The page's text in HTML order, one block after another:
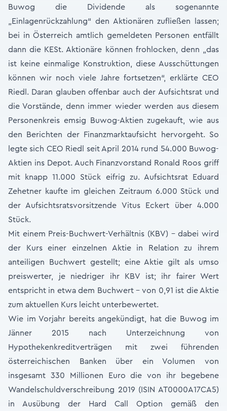
Buwog die Dividende als sogenannte
„Einlagenrückzahlung“ den Aktionären zufließen lassen;
bei in Österreich amtlich gemeldeten Personen entfällt
dann die KESt. Aktionäre können frohlocken, denn „das
ist keine einmalige Konstruktion, diese Ausschüttungen
können wir noch viele Jahre fortsetzen“, erklärte CEO
Riedl. Daran glauben offenbar auch der Aufsichtsrat und
die Vorstände, denn immer wieder werden aus diesem
Personenkreis emsig Buwog-Aktien zugekauft, wie aus
den Berichten der Finanzmarktaufsicht hervorgeht. So
legte sich CEO Riedl seit April 2014 rund 54.000 Buwog-
Aktien ins Depot. Auch Finanzvorstand Ronald Roos griff
mit knapp 11.000 Stück eifrig zu. Aufsichtsrat Eduard
Zehetner kaufte im gleichen Zeitraum 6.000 Stück und
der Aufsichtsratsvorsitzende Vitus Eckert über 4.000
Stück.
Mit einem Preis-Buchwert-Verhältnis (KBV) - dabei wird
der Kurs einer einzelnen Aktie in Relation zu ihrem
anteiligen Buchwert gestellt; eine Aktie gilt als umso
preiswerter, je niedriger ihr KBV ist; ihr fairer Wert
entspricht in etwa dem Buchwert - von 0,91 ist die Aktie
zum aktuellen Kurs leicht unterbewertet.
Wie im Vorjahr bereits angekündigt, hat die Buwog im
Jänner 2015 nach Unterzeichnung von
Hypothekenkreditverträgen mit zwei führenden
österreichischen Banken über ein Volumen von
insgesamt 330 Millionen Euro die von ihr begebene
Wandelschuldverschreibung 2019 (ISIN AT0000A17CA5)
in Ausübung der Hard Call Option gemäß den